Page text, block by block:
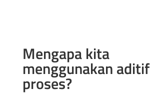
Mengapa kita
menggunakan aditif
proses?